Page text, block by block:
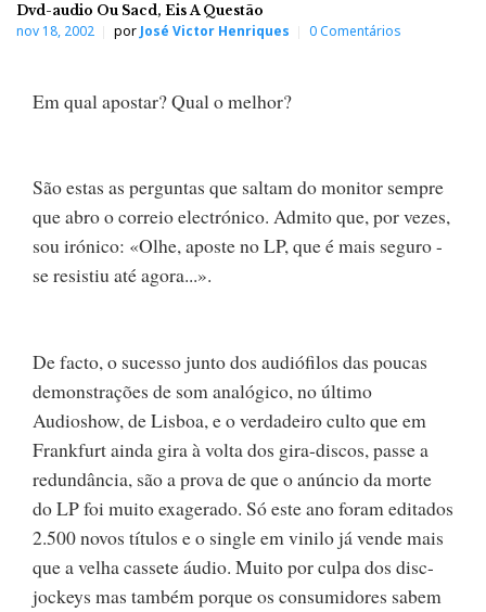
Dvd-audio Ou Sacd, Eis A Questão
nov 18, 2002 por José Victor Henriques 0 Comentários
Em qual apostar? Qual o melhor?
São estas as perguntas que saltam do monitor sempre
que abro o correio electrónico. Admito que, por vezes,
sou irónico: «Olhe, aposte no LP, que é mais seguro -
se resistiu até agora...».
De facto, o sucesso junto dos audiófilos das poucas
demonstrações de som analógico, no último
Audioshow, de Lisboa, e o verdadeiro culto que em
Frankfurt ainda gira à volta dos gira-discos, passe a
redundância, são a prova de que o anúncio da morte
do LP foi muito exagerado. Só este ano foram editados
2.500 novos títulos e o single em vinilo já vende mais
que a velha cassete áudio. Muito por culpa dos disc-
jockeys mas também porque os consumidores sabem